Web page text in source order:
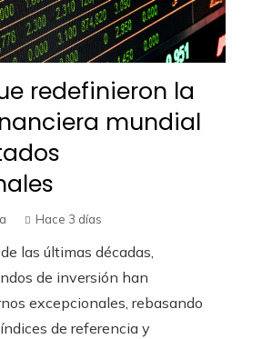
redefinieron la
mundial
Hace 3 días
las últimas décadas,
de inversión han
excepcionales, rebasando
de referencia y